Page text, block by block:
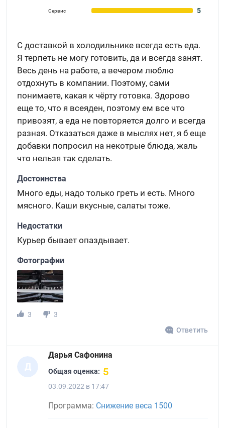
Сервис 5
С доставкой в холодильнике всегда есть еда.
Я терпеть не могу готовить, да и всегда занят.
Весь день на работе, а вечером люблю
отдохнуть в компании. Поэтому, сами
понимаете, какая к чёрту готовка. Здорово
еще то, что я всеяден, поэтому ем все что
привозят, а еда не повторяется долго и всегда
разная. Отказаться даже в мыслях нет, я б еще
добавки попросил на некотрые блюда, жаль
что нельзя так сделать.
Достоинства
Много еды, надо только греть и есть. Много
мясного. Каши вкусные, салаты тоже.
Недостатки
Курьер бывает опаздывает.
Фотографии
3
3
Ответить
Д
Дарья Сафонина
Общая оценка: 5
03.09.2022 в 17:47
Программа: Снижение веса 1500